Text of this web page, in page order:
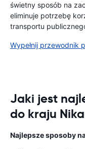
świetny sposób na
eliminuje potrzebę
transportu
Wypełnij przewodnik
Jaki jest
do kraju
Najlepsze sposoby